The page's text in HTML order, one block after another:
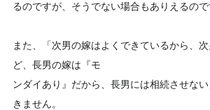
るのですが、そうでない場合もありえるので
また、「次男の嫁はよくできているから、
ど、長男の嫁は『モ
ンダイあり』だから、長男には相続させな
きません。